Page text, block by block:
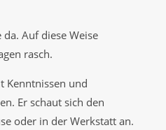
Auf diese Weise
rasch.
Kenntnissen und
Er schaut sich den
oder in der Werkstatt an.